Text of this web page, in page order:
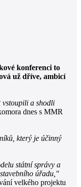
konferenci to
už dříve, ambicí
vstoupili a shodli
dnes s MMR
který je účinný
státní správy a
úřadu,"
velkého projektu